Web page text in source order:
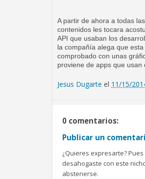
A partir de ahora a todas
contenidos les tocara
API que usaban los
la compañía alega que
comprobado con unas
proviene de apps que usan
Jesus Dugarte el 11/15/
0 comentarios:
Publicar un
¿Quieres expresarte?
desahogaste con este
abstenerse.